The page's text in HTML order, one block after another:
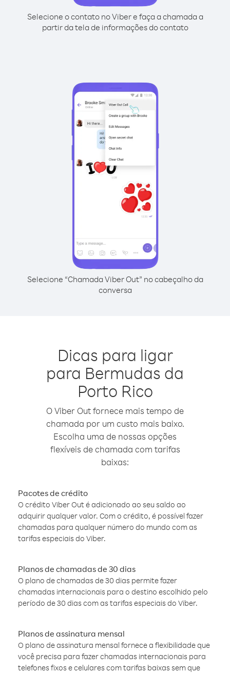
Selecione o contato no Viber e faça a chamada a
partir da tela de informações do contato
Selecione “Chamada Viber Out” no cabeçalho da
conversa
Dicas para ligar
para Bermudas da
Porto Rico
O Viber Out fornece mais tempo de
chamada por um custo mais baixo.
Escolha uma de nossas opções
flexíveis de chamada com tarifas
baixas:
Pacotes de crédito
O crédito Viber Out é adicionado ao seu saldo ao
adquirir qualquer valor. Com o crédito, é possível fazer
chamadas para qualquer número do mundo com as
tarifas especiais do Viber.
Planos de chamadas de 30 dias
O plano de chamadas de 30 dias permite fazer
chamadas internacionais para o destino escolhido pelo
período de 30 dias com as tarifas especiais do Viber.
Planos de assinatura mensal
O plano de assinatura mensal fornece a flexibilidade que
você precisa para fazer chamadas internacionais para
telefones fixos e celulares com tarifas baixas sem que